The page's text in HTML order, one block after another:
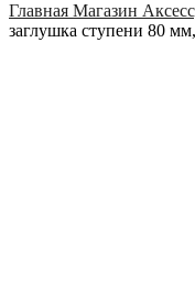
Главная Магазин
заглушка ступени 80